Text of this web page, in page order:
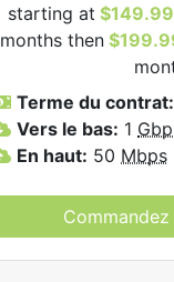
starting at $149.99
months then
Terme du contrat:
Vers le bas: 1
En haut: 50 Mbps